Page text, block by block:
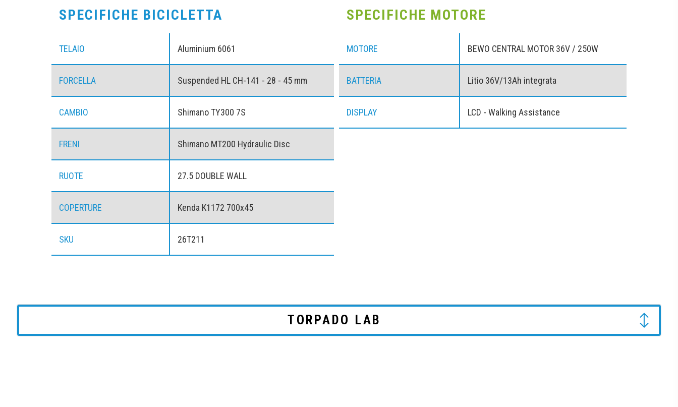
SPECIFICHE BICICLETTA
TELAIO Aluminium 6061
FORCELLA Suspended HL CH-141 - 28 - 45 mm
CAMBIO Shimano TY300 7S
FRENI Shimano MT200 Hydraulic Disc
RUOTE 27.5 DOUBLE WALL
COPERTURE Kenda K1172 700x45
SKU 26T211
SPECIFICHE MOTORE
MOTORE BEWO CENTRAL MOTOR 36V / 250W
BATTERIA Litio 36V/13Ah integrata
DISPLAY LCD - Walking Assistance
TORPADO LAB